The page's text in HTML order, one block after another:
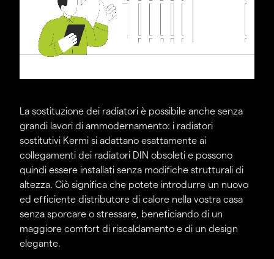
La sostituzione dei radiatori è possibile anche senza
grandi lavori di ammodernamento: i radiatori
sostitutivi Kermi si adattano esattamente ai
collegamenti dei radiatori DIN obsoleti e possono
quindi essere installati senza modifiche strutturali di
altezza. Ciò significa che potete introdurre un nuovo
ed efficiente distributore di calore nella vostra casa
senza sporcare o stressare, beneficiando di un
maggiore comfort di riscaldamento e di un design
elegante.